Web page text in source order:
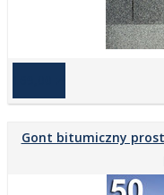
Gont bitumiczny